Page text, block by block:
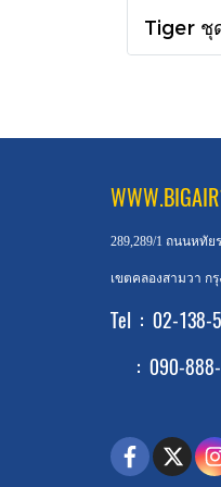
289,289/1 ถนนหทั
เขตคลองสามวา กรุ
Tel : 02-138-
: 090-888-